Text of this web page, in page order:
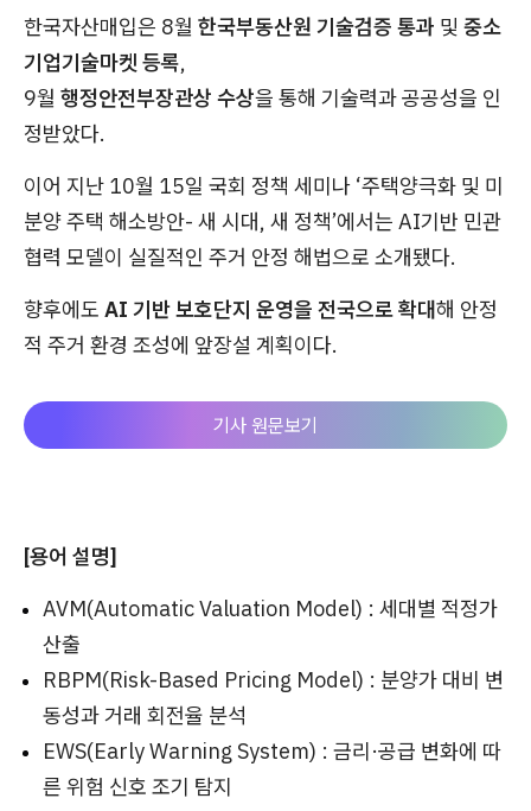
한국자산매입은 8월 한국부동산원 기술검증 통과 및 중소
기업기술마켓 등록,
9월 행정안전부장관상 수상을 통해 기술력과 공공성을 인
정받았다.
이어 지난 10월 15일 국회 정책 세미나 ‘주택양극화 및 미
분양 주택 해소방안- 새 시대, 새 정책’에서는 AI기반 민관
협력 모델이 실질적인 주거 안정 해법으로 소개됐다.
향후에도 AI 기반 보호단지 운영을 전국으로 확대해 안정
적 주거 환경 조성에 앞장설 계획이다.
기사 원문보기
[용어 설명]
AVM(Automatic Valuation Model) : 세대별 적정가
산출
RBPM(Risk-Based Pricing Model) : 분양가 대비 변
동성과 거래 회전율 분석
EWS(Early Warning System) : 금리·공급 변화에 따
른 위험 신호 조기 탐지